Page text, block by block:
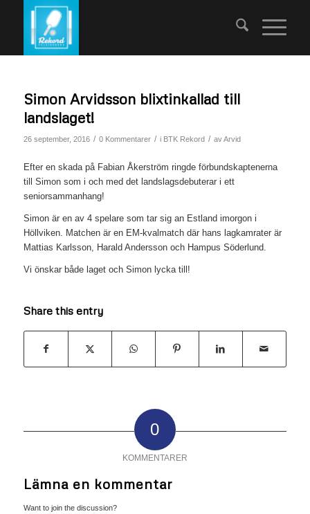
Simon Arvidsson blixtinkallad till
landslaget!
26 september, 2016 / 0 Kommentarer / i BTK Rekord / avArvid
Efter en skada på Fabian Åkerström ringde förbundskaptenerna
till Simon som i och med det landslagsdebuterar i ett
seniorsammanhang!
Simon är en av 4 spelare som tar sig an Estland imorgon i
Höllviken. Matchen är en EM-kvalmatch där hans lagkamrater är
Mattias Karlsson, Harald Andersson och Hampus Söderlund.
Vi önskar både laget och Simon lycka till!
Share this entry
0
KOMMENTARER
Lämna en kommentar
Want to join the discussion?